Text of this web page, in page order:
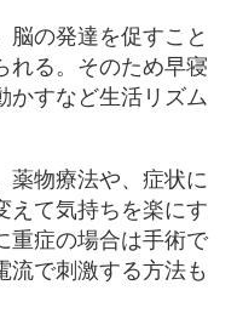
の発達を促すこと
れる。そのため早寝
かすなど生活リズム
薬物療法や、症状に
えて気持ちを楽にす
重症の場合は手術で
流で刺激する方法も